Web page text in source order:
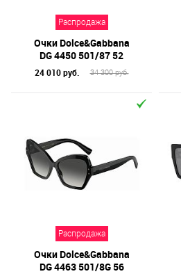
Распродажа
Очки Dolce&Gabbana
DG 4450 501/87 52
24 010 руб. 34 300 руб.
Распродажа
Очки Dolce&Gabbana
DG 4463 501/8G 56